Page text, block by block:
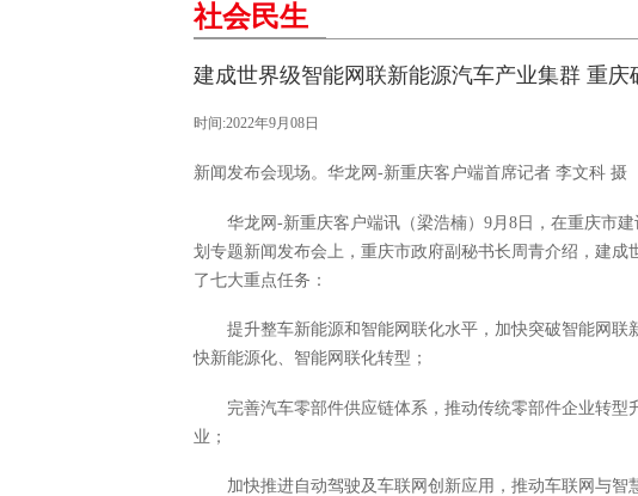
社会民生
建成世界级智能网联新能源汽车产业集群 重庆
时间:2022年9月08日
新闻发布会现场。华龙网-新重庆客户端首席记者 李文科 摄
华龙网-新重庆客户端讯（梁浩楠）9月8日，在重庆市
划专题新闻发布会上，重庆市政府副秘书长周青介绍，建
了七大重点任务：
提升整车新能源和智能网联化水平，加快突破智能网
快新能源化、智能网联化转型；
完善汽车零部件供应链体系，推动传统零部件企业转
业；
加快推进自动驾驶及车联网创新应用，推动车联网与